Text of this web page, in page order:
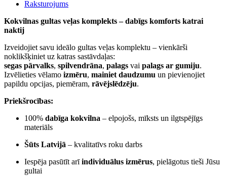
Raksturojums
Kokvilnas gultas veļas komplekts – dabīgs komforts katrai
naktij
Izveidojiet savu ideālo gultas veļas komplektu – vienkārši
noklikšķiniet uz katras sastāvdaļas:
segas pārvalks, spilvendrāna, palags vai palags ar gumiju.
Izvēlieties vēlamo izmēru, mainiet daudzumu un pievienojiet
papildu opcijas, piemēram, rāvējslēdzēju.
Priekšrocības:
100% dabīga kokvilna – elpojošs, mīksts un ilgtspējīgs
materiāls
Šūts Latvijā – kvalitatīvs roku darbs
Iespēja pasūtīt arīindividuālus izmērus, pielāgotus tieši Jūsu
gultai